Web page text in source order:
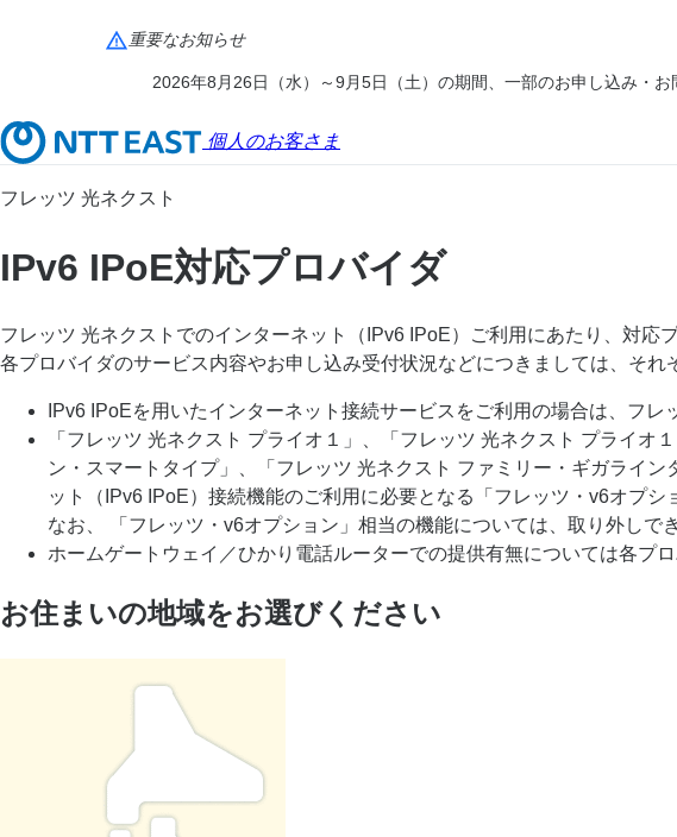
重要なお知らせ
2026年8月26日（水）～9月5日（土）の期間、一部のお申し込み・
個人のお客さま
フレッツ 光ネクスト
IPv6 IPoE対応プロバイダ
フレッツ 光ネクストでのインターネット（IPv6 IPoE）ご利用にあたり、対応
各プロバイダのサービス内容やお申し込み受付状況などにつきましては、それ
IPv6 IPoEを用いたインターネット接続サービスをご利用の場合は、フ
「フレッツ 光ネクスト プライオ１」、「フレッツ 光ネクスト プライ
ン・スマートタイプ」、「フレッツ 光ネクスト ファミリー・ギガライ
ット（IPv6 IPoE）接続機能のご利用に必要となる「フレッツ・v6オプ
なお、 「フレッツ・v6オプション」相当の機能については、取り外しで
ホームゲートウェイ／ひかり電話ルーターでの提供有無については各プ
お住まいの地域をお選びください